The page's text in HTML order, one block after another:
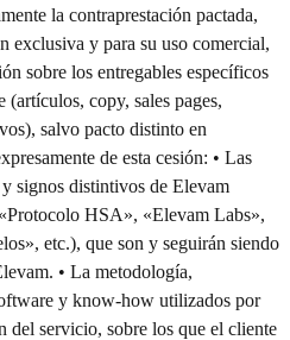
la contraprestación pactada,
exclusiva y para su uso comercial,
sobre los entregables específicos
(artículos, copy, sales pages,
salvo pacto distinto en
de esta cesión: • Las
signos distintivos de Elevam
HSA», «Elevam Labs»,
etc.), que son y seguirán siendo
• La metodología,
y know-how utilizados por
del servicio, sobre los que el cliente